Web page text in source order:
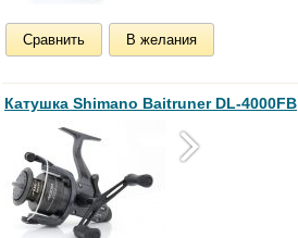
Сравнить В желания
Катушка Shimano Baitruner DL-4000FB